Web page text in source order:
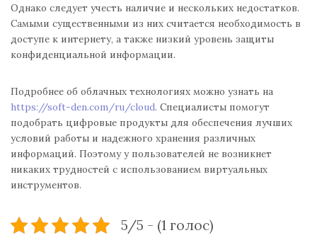
Однако следует учесть наличие и нескольких недостатков.
Самыми существенными из них считается необходимость в
доступе к интернету, а также низкий уровень защиты
конфиденциальной информации.
Подробнее об облачных технологиях можно узнать на
https://soft-den.com/ru/cloud. Специалисты помогут
подобрать цифровые продукты для обеспечения лучших
условий работы и надежного хранения различных
информаций. Поэтому у пользователей не возникнет
никаких трудностей с использованием виртуальных
инструментов.
5/5 - (1 голос)